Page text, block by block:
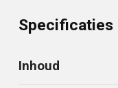
Specificaties
Inhoud